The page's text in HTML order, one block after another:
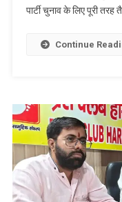
पार्टी चुनाव के लिए पूरी
Continue